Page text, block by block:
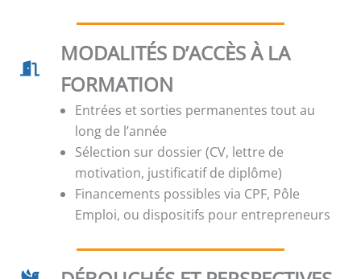
MODALITÉS D’ACCÈS À LA
FORMATION
Entrées et sorties permanentes tout au
long de l’année
Sélection sur dossier (CV, lettre de
motivation, justificatif de diplôme)
Financements possibles via CPF, Pôle
Emploi, ou dispositifs pour entrepreneurs